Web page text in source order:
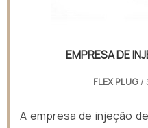
EMPRESA DE
FLEX PLUG /
A empresa de injeção